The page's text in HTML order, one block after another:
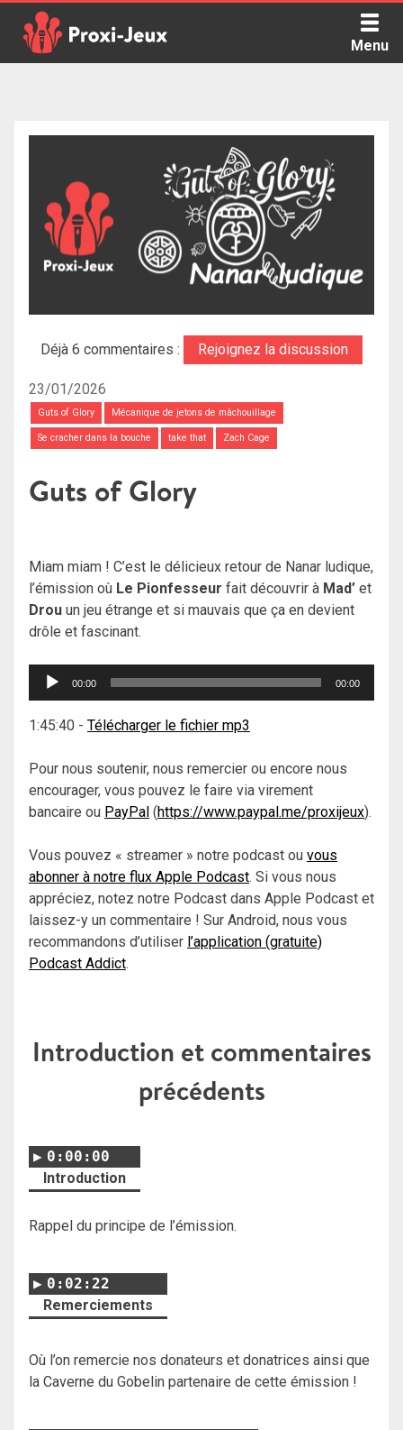
content
Menu
Déjà 6 commentaires : Rejoignez la discussion
23/01/2026
Guts of Glory Mécanique de jetons de mâchouillage
Se cracher dans la bouche take that Zach Cage
Guts of Glory
Miam miam ! C’est le délicieux retour de Nanar ludique,
l’émission où Le Pionfesseur fait découvrir à Mad’ et
Drou un jeu étrange et si mauvais que ça en devient
drôle et fascinant.
Lecteur
00:00 00:00
1:45:40 - Télécharger le fichier mp3
Pour nous soutenir, nous remercier ou encore nous
encourager, vous pouvez le faire via virement
bancaire ou PayPal (https://www.paypal.me/proxijeux).
Vous pouvez « streamer » notre podcast ou vous
abonner à notre flux Apple Podcast. Si vous nous
appréciez, notez notre Podcast dans Apple Podcast et
laissez-y un commentaire ! Sur Android, nous vous
recommandons d’utiliser l’application (gratuite)
Podcast Addict.
Introduction et commentaires
précédents
0:00:00
Introduction
Rappel du principe de l’émission.
0:02:22
Remerciements
Où l’on remercie nos donateurs et donatrices ainsi que
la Caverne du Gobelin partenaire de cette émission !